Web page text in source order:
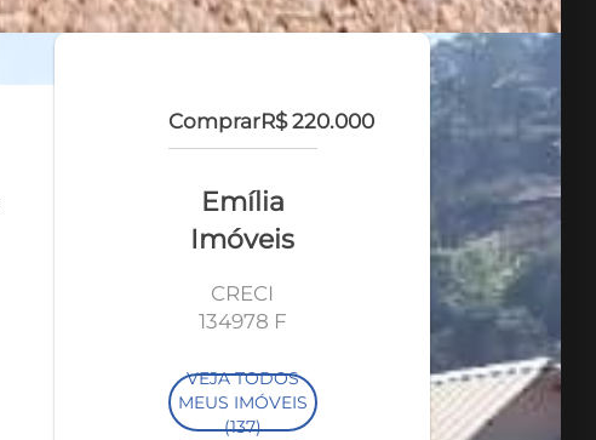
ComprarR$ 220.000
Emília
Imóveis
CRECI
134978 F
VEJA TODOS
MEUS IMÓVEIS
(137)